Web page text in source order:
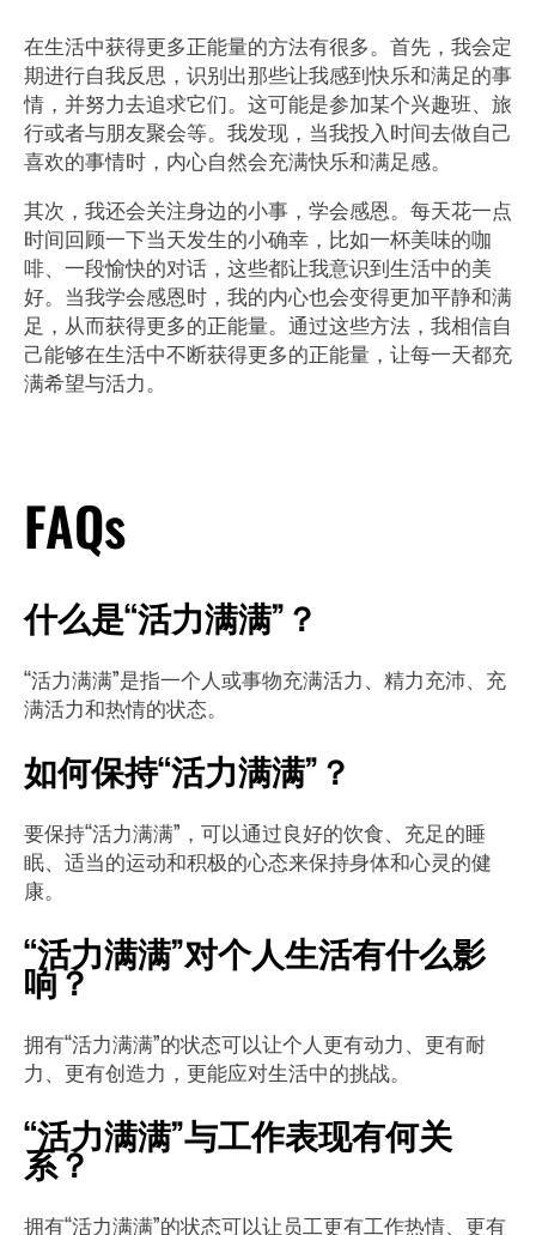
在生活中获得更多正能量的方法有很多。首先，我会定
期进行自我反思，识别出那些让我感到快乐和满足的事
情，并努力去追求它们。这可能是参加某个兴趣班、旅
行或者与朋友聚会等。我发现，当我投入时间去做自己
喜欢的事情时，内心自然会充满快乐和满足感。
其次，我还会关注身边的小事，学会感恩。每天花一点
时间回顾一下当天发生的小确幸，比如一杯美味的咖
啡、一段愉快的对话，这些都让我意识到生活中的美
好。当我学会感恩时，我的内心也会变得更加平静和满
足，从而获得更多的正能量。通过这些方法，我相信自
己能够在生活中不断获得更多的正能量，让每一天都充
满希望与活力。
FAQs
什么是“活力满满”？
“活力满满”是指一个人或事物充满活力、精力充沛、充
满活力和热情的状态。
如何保持“活力满满”？
要保持“活力满满”，可以通过良好的饮食、充足的睡
眠、适当的运动和积极的心态来保持身体和心灵的健
康。
“活力满满”对个人生活有什么影
响？
拥有“活力满满”的状态可以让个人更有动力、更有耐
力、更有创造力，更能应对生活中的挑战。
“活力满满”与工作表现有何关
系？
拥有“活力满满”的状态可以让员工更有工作热情、更有